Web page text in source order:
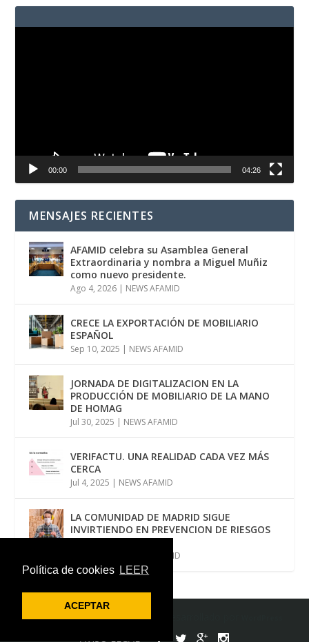
Política de cookies LEER
ACEPTAR
00:00 04:26
MENSAJES RECIENTES
AFAMID celebra su Asamblea General
Extraordinaria y nombra a Miguel Muñiz
como nuevo presidente.
Ago 4, 2026 | NEWS AFAMID
CRECE LA EXPORTACIÓN DE MOBILIARIO
ESPAÑOL
Sep 10, 2025 | NEWS AFAMID
JORNADA DE DIGITALIZACION EN LA
PRODUCCIÓN DE MOBILIARIO DE LA MANO
DE HOMAG
Jul 30, 2025 | NEWS AFAMID
VERIFACTU. UNA REALIDAD CADA VEZ MÁS
CERCA
Jul 4, 2025 | NEWS AFAMID
LA COMUNIDAD DE MADRID SIGUE
INVIRTIENDO EN PREVENCION DE RIESGOS
LABORALES
NEWS AFAMID
Diseñado porElegant Themes
AVISO LEGAL